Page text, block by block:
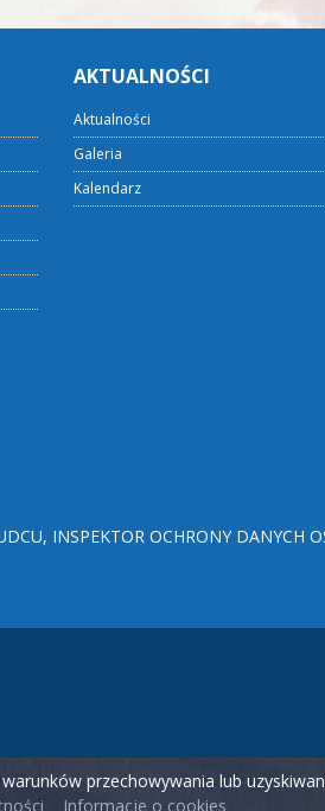
AKTUALNOŚCI
Aktualności
Galeria
Kalendarz
INSPEKTOR OCHRONY DANYCH
przechowywania lub
Informacje o cookies